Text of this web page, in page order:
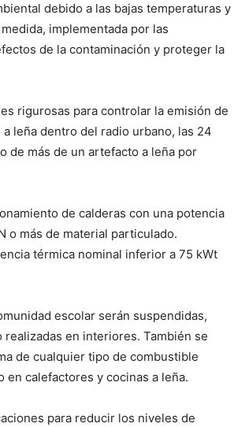
debido a las bajas temperaturas y
implementada por las
de la contaminación y proteger la
rigurosas para controlar la emisión de
leña dentro del radio urbano, las 24
de más de un artefacto a leña por
de calderas con una potencia
o más de material particulado.
térmica nominal inferior a 75 kWt
escolar serán suspendidas,
en interiores. También se
de cualquier tipo de combustible
calefactores y cocinas a leña.
para reducir los niveles de